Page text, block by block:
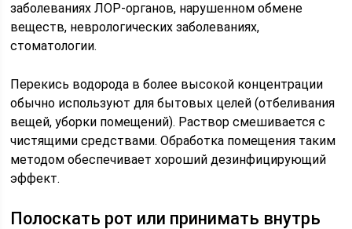
заболеваниях ЛОР-органов, нарушенном обмене
веществ, неврологических заболеваниях,
стоматологии.
Перекись водорода в более высокой концентрации
обычно используют для бытовых целей (отбеливания
вещей, уборки помещений). Раствор смешивается с
чистящими средствами. Обработка помещения таким
методом обеспечивает хороший дезинфицирующий
эффект.
Полоскать рот или принимать внутрь